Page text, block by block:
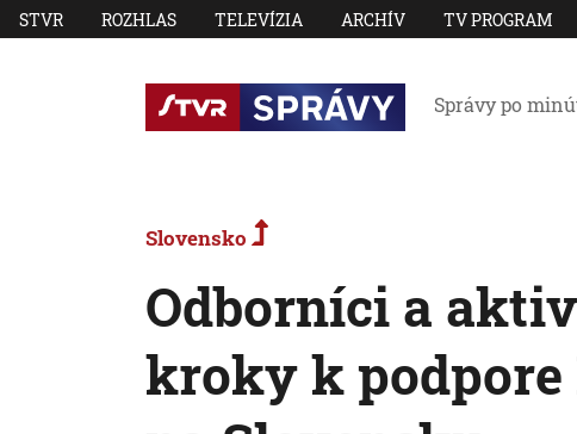
STVR ROZHLAS TELEVÍZIA ARCHÍV TV PROGRAM
Správy po
Slovensko
Odborníci a
kroky k podpore